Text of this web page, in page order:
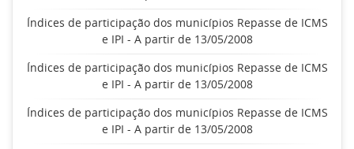
Índices de participação dos municípios Repasse de ICMS
e IPI - A partir de 13/05/2008
Índices de participação dos municípios Repasse de ICMS
e IPI - A partir de 13/05/2008
Índices de participação dos municípios Repasse de ICMS
e IPI - A partir de 13/05/2008